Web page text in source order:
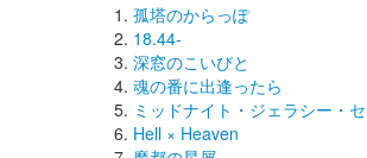
孤塔のからっぽ
18.44-
深窓のこいびと
魂の番に出逢ったら
ミッドナイト・ジェラシー・
Hell × Heaven